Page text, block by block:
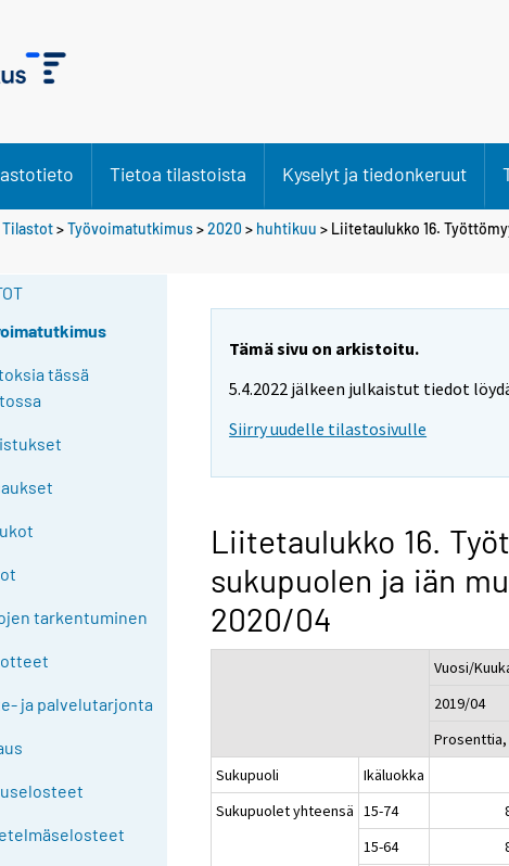
Tietoa tilastoista Kyselyt ja tiedonkeruut
Tilastot>Työvoimatutkimus>2020 > huhtikuu > Liitetaulukko 16.
tässä
tarkentuminen
ja palvelutarjonta
Tämä sivu on arkistoitu.
5.4.2022 jälkeen julkaistut tiedot
Siirry uudelle tilastosivulle
Liitetaulukko 16.
sukupuolen ja iän
2020/04
Vuosi/
2019/04
Prosenttia,
Sukupuoli
Ikäluokka
Sukupuolet yhteensä 15-74
15-64